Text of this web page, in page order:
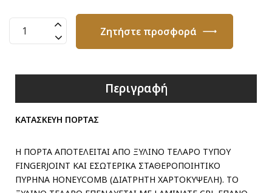
Πόρτα
Καπλαμά
Ζητήστε προσφορά
Περιγραφή
ΚΑΤΑΣΚΕΥΗ ΠΟΡΤΑΣ
Η ΠΟΡΤΑ ΑΠΟΤΕΛΕΙΤΑΙ ΑΠΟ ΞΥΛΙΝΟ ΤΕΛΑΡΟ ΤΥΠΟΥ
FINGERJOINT ΚΑΙ ΕΣΩΤΕΡΙΚΑ ΣΤΑΘΕΡΟΠΟΙΗΤΙΚΟ
ΠΥΡΗΝΑ HONEYCOMB (ΔΙΑΤΡΗΤΗ ΧΑΡΤΟΚΥΨΕΛΗ). ΤΟ